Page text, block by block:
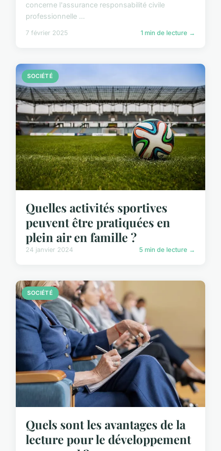
concerne l'assurance responsabilité civile
professionnelle ...
7 février 2025 1 min de lecture →
SOCIÉTÉ
Quelles activités sportives
peuvent être pratiquées en
plein air en famille ?
24 janvier 2024 5 min de lecture →
SOCIÉTÉ
Quels sont les avantages de la
lecture pour le développement